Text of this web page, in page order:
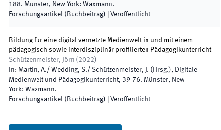
188. Münster, New York: Waxmann.
Forschungsartikel (Buchbeitrag)
Veröffentlicht
Bildung für eine digital vernetzte Medienwelt in und mit einem
pädagogisch sowie interdisziplinär profilierten Pädagogikunterricht
Schützenmeister, Jörn ( 2022)
In: Martin, A./ Wedding, S./ Schützenmeister, J. ( Hrsg.), Digitale
Medienwelt und Pädagogikunterricht, 39-76. Münster, New
York: Waxmann.
Forschungsartikel (Buchbeitrag)
Veröffentlicht